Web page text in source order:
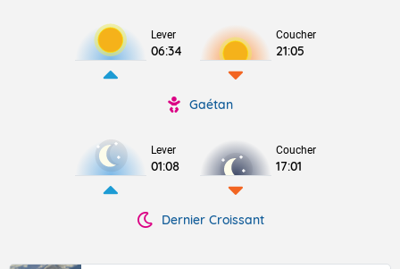
Lever
06:34
Coucher
21:05
Gaétan
Lever
01:08
Coucher
17:01
Dernier Croissant